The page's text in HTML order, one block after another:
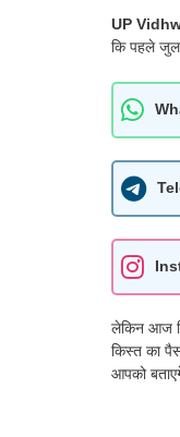
UP
कि पहले
लेकिन आज
किस्त का
आपको